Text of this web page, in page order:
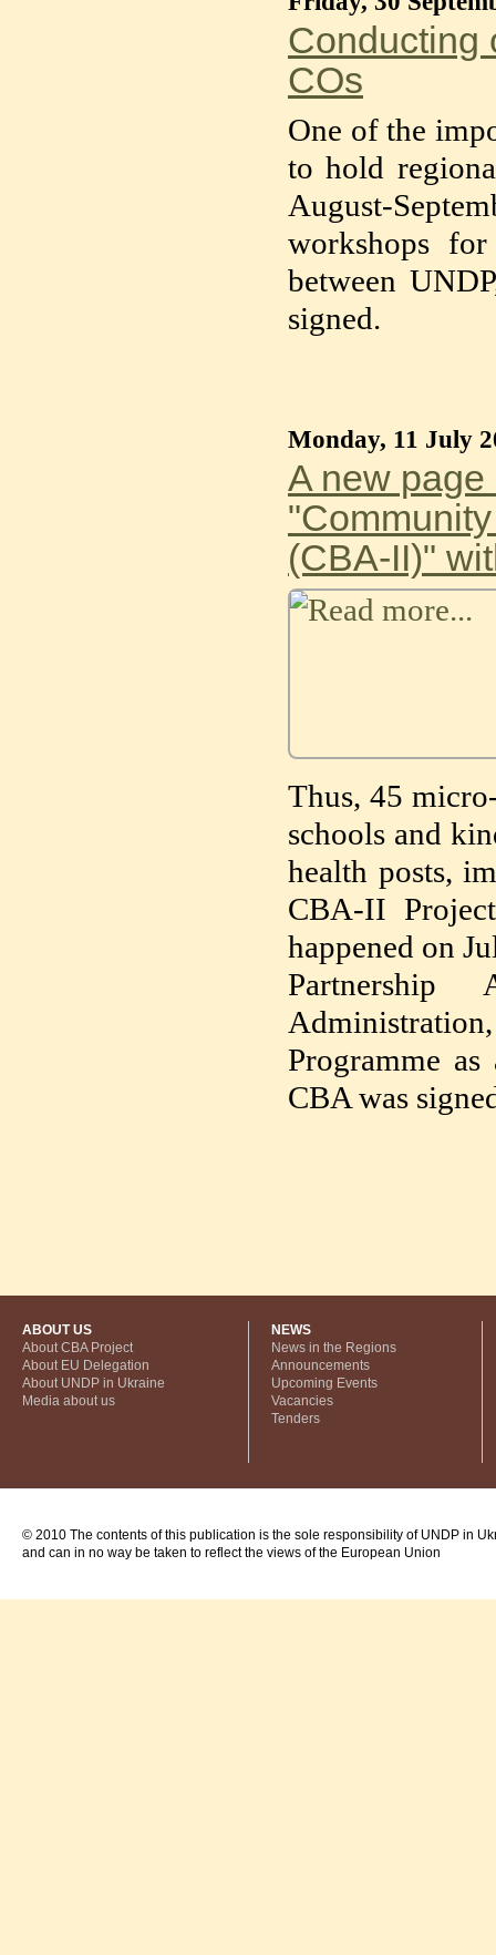
Conducting
COs
One of the
to hold
August-
workshops
between
signed.
Monday, 11 July
A new
(CBA-II)"
Thus, 45
schools and
health posts,
CBA-II
happened on
Partnership
Programme
CBA was
ABOUT US
About CBA Project
About EU Delegation
About UNDP in Ukraine
Media about us
NEWS
News in the Regions
Announcements
Upcoming Events
Vacancies
Tenders
© 2010 The contents of this publication is the sole responsibility of UNDP in
and can in no way be taken to reflect the views of the European Union